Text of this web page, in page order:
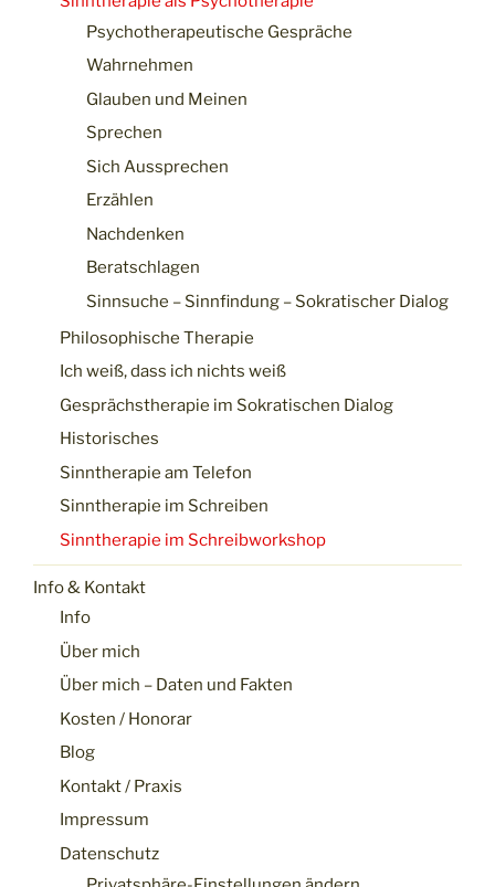
Psychotherapeutische Gespräche
Wahrnehmen
Glauben und Meinen
Sprechen
Sich Aussprechen
Erzählen
Nachdenken
Beratschlagen
Sinnsuche – Sinnfindung – Sokratischer Dialog
Philosophische Therapie
Ich weiß, dass ich nichts weiß
Gesprächstherapie im Sokratischen Dialog
Historisches
Sinntherapie am Telefon
Sinntherapie im Schreiben
Sinntherapie im Schreibworkshop
Info & Kontakt
Info
Über mich
Über mich – Daten und Fakten
Kosten / Honorar
Blog
Kontakt / Praxis
Impressum
Datenschutz